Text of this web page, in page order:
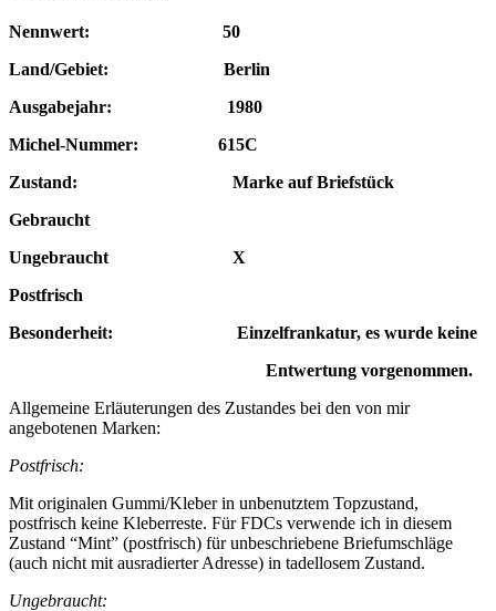
Nennwert: 50
Land/Gebiet: Berlin
Ausgabejahr: 1980
Michel-Nummer: 615C
Zustand: Marke auf Briefstück
Gebraucht
Ungebraucht X
Postfrisch
Besonderheit: Einzelfrankatur, es wurde keine
Entwertung vorgenommen.
Allgemeine Erläuterungen des Zustandes bei den von mir
angebotenen Marken:
Postfrisch:
Mit originalen Gummi/Kleber in unbenutztem Topzustand,
postfrisch keine Kleberreste. Für FDCs verwende ich in diesem
Zustand “Mint” (postfrisch) für unbeschriebene Briefumschläge
(auch nicht mit ausradierter Adresse) in tadellosem Zustand.
Ungebraucht: